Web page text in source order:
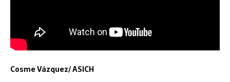
Cosme Vázquez/ ASICH